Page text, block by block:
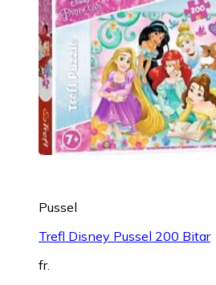
Pussel
Trefl Disney Pussel 200 Bitar
fr.